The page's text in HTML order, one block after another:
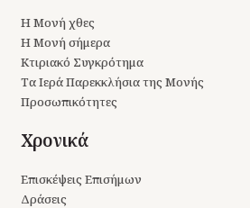
Η Μονή χθες
Η Μονή σήμερα
Κτιριακό Συγκρότημα
Τα Ιερά Παρεκκλήσια της Μονής
Προσωπικότητες
Χρονικά
Επισκέψεις Επισήμων
Δράσεις